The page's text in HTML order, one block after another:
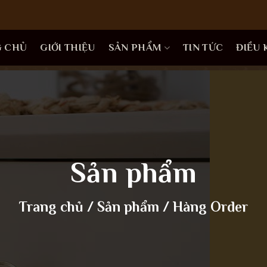
CHỦ GIỚI THIỆU SẢN PHẨM TIN TỨC ĐIỀU
Sản phẩm
Trang chủ / Sản phẩm / Hàng Order